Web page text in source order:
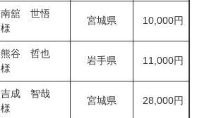
南舘 世悟
様
宮城県 10,000円
熊谷 哲也
様
岩手県 11,000円
吉成 智哉
様
宮城県 28,000円